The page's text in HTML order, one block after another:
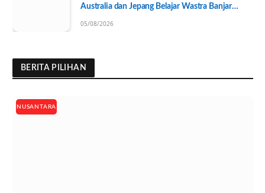
Australia dan Jepang Belajar Wastra Banjar
05/08/2026
BERITA PILIHAN
NUSANTARA